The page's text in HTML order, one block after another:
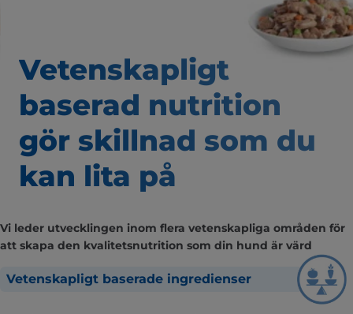
Vetenskapligt
baserad nutrition
gör skillnad som du
kan lita på
Vi leder utvecklingen inom flera vetenskapliga områden för
att skapa den kvalitetsnutrition som din hund är värd
Vetenskapligt baserade ingredienser